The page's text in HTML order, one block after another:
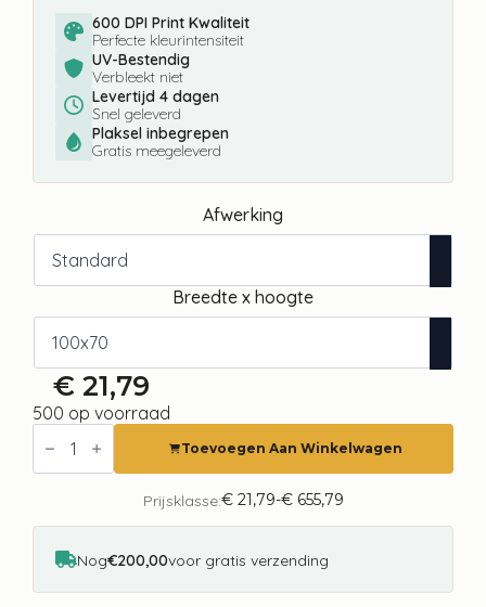
600 DPI Print Kwaliteit
Perfecte kleurintensiteit
UV-Bestendig
Verbleekt niet
Levertijd 4 dagen
Snel geleverd
Plaksel inbegrepen
Gratis meegeleverd
Afwerking
Breedte x hoogte
€ 21,79
500 op voorraad
Fotobehang
Forest
aantal
Toevoegen Aan Winkelwagen
Prijsklasse:€21,79-€655,79
Prijsklasse:
€ 21,79
€ 655,79
Nog€200,00voor gratis verzending